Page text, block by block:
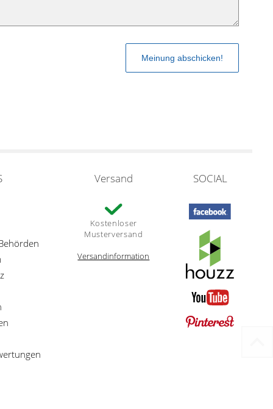
Versand
Kostenloser
Musterversand
Versandinformation
SOCIAL